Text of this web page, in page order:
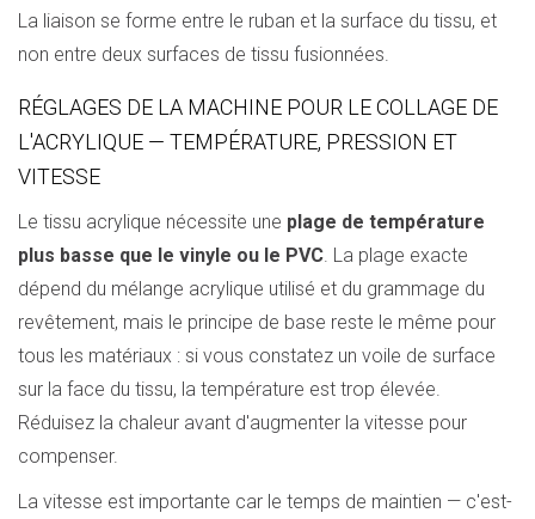
La liaison se forme entre le ruban et la surface du tissu, et
non entre deux surfaces de tissu fusionnées.
RÉGLAGES DE LA MACHINE POUR LE COLLAGE DE
L'ACRYLIQUE — TEMPÉRATURE, PRESSION ET
VITESSE
Le tissu acrylique nécessite une plage de température
plus basse que le vinyle ou le PVC. La plage exacte
dépend du mélange acrylique utilisé et du grammage du
revêtement, mais le principe de base reste le même pour
tous les matériaux : si vous constatez un voile de surface
sur la face du tissu, la température est trop élevée.
Réduisez la chaleur avant d'augmenter la vitesse pour
compenser.
La vitesse est importante car le temps de maintien — c'est-